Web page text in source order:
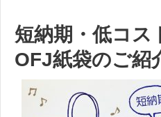
短納期・低コス
OFJ紙袋のご紹